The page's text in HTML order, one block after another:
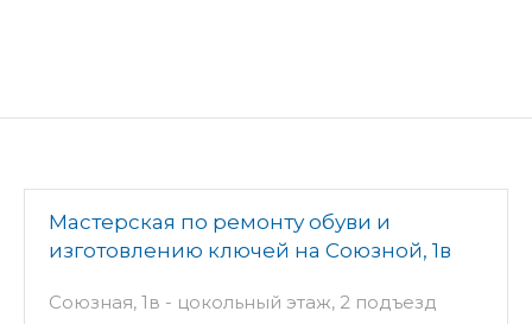
Мастерская по ремонту обуви и
изготовлению ключей на Союзной, 1в
Союзная, 1в - цокольный этаж, 2 подъезд